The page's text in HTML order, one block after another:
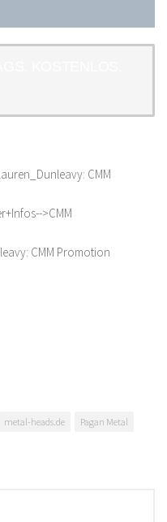
CMM
>CMM
CMM Promotion
metal-heads.de
Pagan Metal